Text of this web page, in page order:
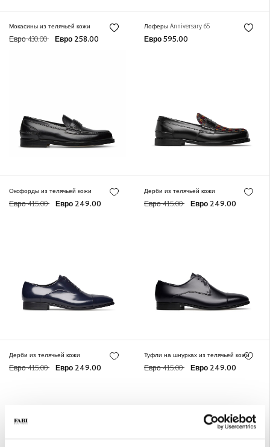
Мокасины из телячьей кожи
Евро 430.00 Евро 258.00
Лоферы Anniversary 65
Евро 595.00
Оксфорды из телячьей кожи
Евро 415.00 Евро 249.00
Дерби из телячьей кожи
Евро 415.00 Евро 249.00
Дерби из телячьей кожи
Евро 415.00 Евро 249.00
Туфли на шнурках из телячьей кожи
Евро 415.00 Евро 249.00